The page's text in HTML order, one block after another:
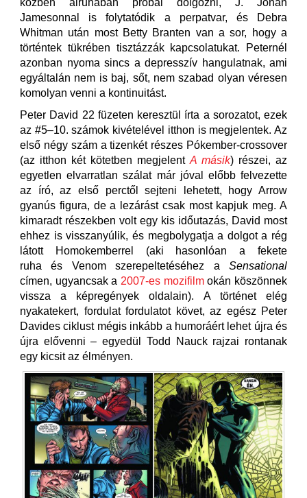
közben álruhában próbál dolgozni, J. Jonah
Jamesonnal is folytatódik a perpatvar, és Debra
Whitman után most Betty Branten van a sor, hogy a
történtek tükrében tisztázzák kapcsolatukat. Peternél
azonban nyoma sincs a depresszív hangulatnak, ami
egyáltalán nem is baj, sőt, nem szabad olyan véresen
komolyan venni a kontinuitást.
Peter David 22 füzeten keresztül írta a sorozatot, ezek
az #5–10. számok kivételével itthon is megjelentek. Az
első négy szám a tizenkét részes Pókember-crossover
(az itthon két kötetben megjelent A másik) részei, az
egyetlen elvarratlan szálat már jóval előbb felvezette
az író, az első perctől sejteni lehetett, hogy Arrow
gyanús figura, de a lezárást csak most kapjuk meg. A
kimaradt részekben volt egy kis időutazás, David most
ehhez is visszanyúlik, és megbolygatja a dolgot a rég
látott Homokemberrel (aki hasonlóan a fekete
ruha és Venom szerepeltetéséhez a Sensational
címen, ugyancsak a 2007-es mozifilmokán köszönnek
vissza a képregények oldalain). A történet elég
nyakatekert, fordulat fordulatot követ, az egész Peter
Davides ciklust mégis inkább a humoráért lehet újra és
újra elővenni – egyedül Todd Nauck rajzai rontanak
egy kicsit az élményen.